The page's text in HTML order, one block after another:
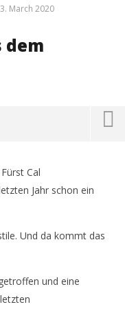
March 2020
dem
Cal
Jahr schon ein
Und da kommt das
und eine